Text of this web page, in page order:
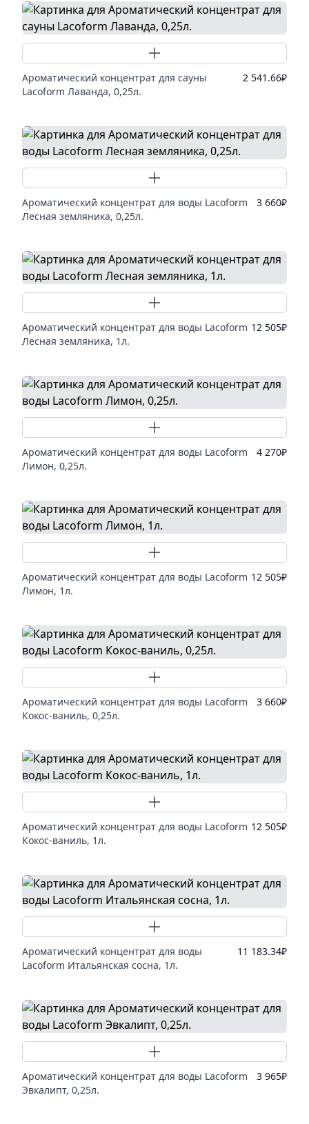
Добавить товар
Ароматический концентрат для сауны
Lacoform Лаванда, 0,25л.
2 541.66₽
Добавить товар
Ароматический концентрат для воды Lacoform
Лесная земляника, 0,25л.
3 660₽
Добавить товар
Ароматический концентрат для воды Lacoform
Лесная земляника, 1л.
12 505₽
Добавить товар
Ароматический концентрат для воды Lacoform
Лимон, 0,25л.
4 270₽
Добавить товар
Ароматический концентрат для воды Lacoform
Лимон, 1л.
12 505₽
Добавить товар
Ароматический концентрат для воды Lacoform
Кокос-ваниль, 0,25л.
3 660₽
Добавить товар
Ароматический концентрат для воды Lacoform
Кокос-ваниль, 1л.
12 505₽
Добавить товар
Ароматический концентрат для воды
Lacoform Итальянская сосна, 1л.
11 183.34₽
Добавить товар
Ароматический концентрат для воды Lacoform
Эвкалипт, 0,25л.
3 965₽